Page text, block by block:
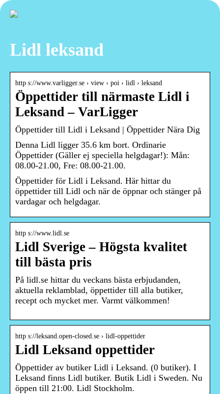
Lidl leksand
http s://www.varligger.se › view › poi › lidl › leksand
Öppettider till närmaste Lidl i
Leksand – VarLigger
Öppettider till Lidl i Leksand | Öppettider Nära Dig
Denna Lidl ligger 35.6 km bort. Ordinarie
Öppettider (Gäller ej speciella helgdagar!): Mån:
08.00-21.00, Fre: 08.00-21.00.
Öppettider för Lidl i Leksand. Här hittar du
öppettider till Lidl och när de öppnar och stänger på
vardagar och helgdagar.
http s://www.lidl.se
Lidl Sverige – Högsta kvalitet
till bästa pris
På lidl.se hittar du veckans bästa erbjudanden,
aktuella reklamblad, öppettider till alla butiker,
recept och mycket mer. Varmt välkommen!
http s://leksand.open-closed.se › lidl-oppettider
Lidl Leksand oppettider
Öppettider av butiker Lidl i Leksand. (0 butiker). I
Leksand finns Lidl butiker. Butik Lidl i Sweden. Nu
öppen till 21:00. Lidl Stockholm.